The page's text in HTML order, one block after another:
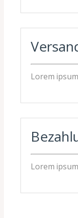
Lorem
Lorem